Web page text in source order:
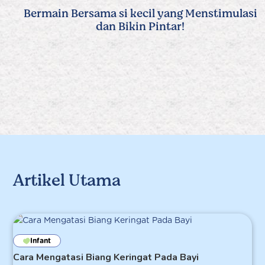
Bermain Bersama si kecil yang Menstimulasi
dan Bikin Pintar!
Artikel Utama
Cara Mengatasi Biang Keringat Pada Bayi
Infant